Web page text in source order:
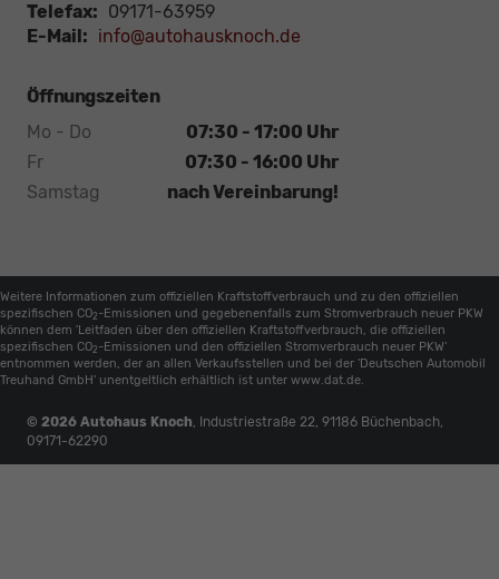
Telefax: 09171-63959
E-Mail: info@autohausknoch.de
Öffnungszeiten
Mo - Do
07:30 - 17:00 Uhr
Fr
07:30 - 16:00 Uhr
Samstag
nach Vereinbarung!
Weitere Informationen zum offiziellen Kraftstoffverbrauch und zu den offiziellen
spezifischen CO2 -Emissionen und gegebenenfalls zum Stromverbrauch neuer PKW
können dem 'Leitfaden über den offiziellen Kraftstoffverbrauch, die offiziellen
spezifischen CO2 -Emissionen und den offiziellen Stromverbrauch neuer PKW'
entnommen werden, der an allen Verkaufsstellen und bei der 'Deutschen Automobil
Treuhand GmbH' unentgeltlich erhältlich ist unter www.dat.de.
© 2026 Autohaus Knoch, Industriestraße 22, 91186 Büchenbach,
09171-62290